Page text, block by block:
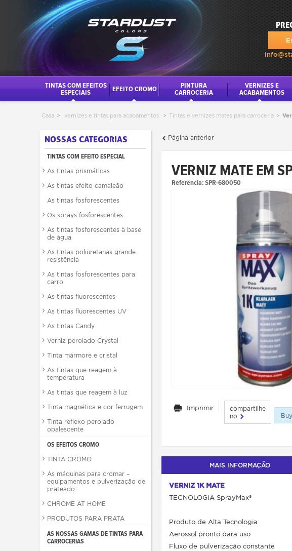
TINTAS COM EFEITOS
ESPECIAIS
EFEITO CROMO
PINTURA
CARROCERIA
VERNIZES E
ACABAMENTOS
Casa > vernizes e tintas para acabamentos > Tintas e vernizes mates para carroceria >
NOSSAS CATEGORIAS
TINTAS COM EFEITO ESPECIAL
As tintas prismáticas
As tintas efeito camaleão
As tintas fosforescentes
Os sprays fosforescentes
As tintas fosforescentes à base
de água
As tintas poliuretanas grande
resistência
As tintas fosforescentes para
carro
As tintas fluorescentes
As tintas fluorescentes UV
As tintas Candy
Verniz perolado Crystal
Tinta mármore e cristal
As tintas que reagem à
temperatura
As tintas que reagem à luz
Tinta magnética e cor ferrugem
Tinta reflexo perolado
opalescente
OS EFEITOS CROMO
TINTA CROMO
As máquinas para cromar –
equipamentos e pulverização de
prateado
CHROME AT HOME
PRODUTOS PARA PRATA
AS NOSSAS GAMAS DE TINTAS PARA
CARROCERIAS
Página anterior
VERNIZ MATE EM
Referência:SPR-680050
Imprimir
compartilhe
no
MAIS INFORMAÇÃO
VERNIZ 1K MATE
TECNOLOGIA SprayMax®
Produto de Alta Tecnologia
Aerossol pronto para uso
Fluxo de pulverização constante